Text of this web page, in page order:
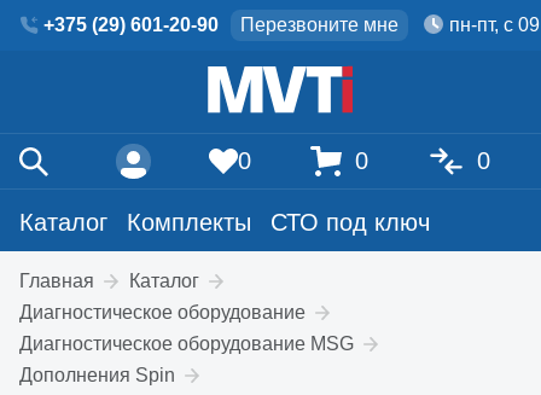
+375 (29) 601-20-90 Перезвоните мне пн-пт, с
Каталог Комплекты СТО под ключ
0 0 0
Главная
Каталог
Диагностическое оборудование
Диагностическое оборудование MSG
Дополнения Spin